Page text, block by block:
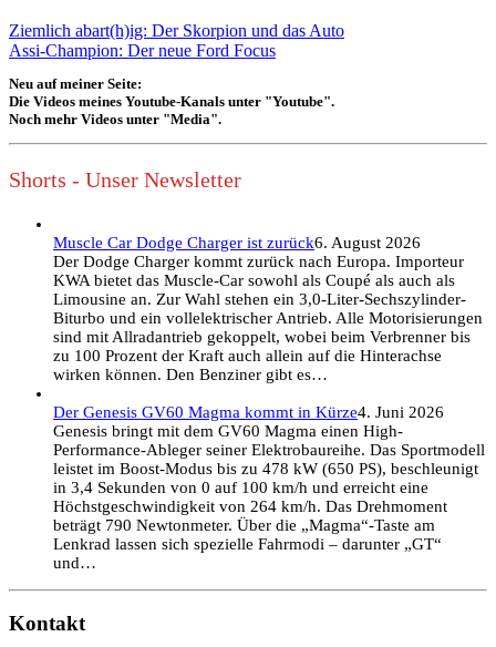
Ziemlich abart(h)ig: Der Skorpion und das Auto
Assi-Champion: Der neue Ford Focus
Neu auf meiner Seite:
Die Videos meines Youtube-Kanals unter "Youtube".
Noch mehr Videos unter "Media".
Shorts - Unser Newsletter
Muscle Car Dodge Charger ist zurück6. August 2026
Der Dodge Charger kommt zurück nach Europa. Importeur
KWA bietet das Muscle-Car sowohl als Coupé als auch als
Limousine an. Zur Wahl stehen ein 3,0-Liter-Sechszylinder-
Biturbo und ein vollelektrischer Antrieb. Alle Motorisierungen
sind mit Allradantrieb gekoppelt, wobei beim Verbrenner bis
zu 100 Prozent der Kraft auch allein auf die Hinterachse
wirken können. Den Benziner gibt es…
Der Genesis GV60 Magma kommt in Kürze4. Juni 2026
Genesis bringt mit dem GV60 Magma einen High-
Performance-Ableger seiner Elektrobaureihe. Das Sportmodell
leistet im Boost-Modus bis zu 478 kW (650 PS), beschleunigt
in 3,4 Sekunden von 0 auf 100 km/h und erreicht eine
Höchstgeschwindigkeit von 264 km/h. Das Drehmoment
beträgt 790 Newtonmeter. Über die „Magma“-Taste am
Lenkrad lassen sich spezielle Fahrmodi – darunter „GT“
und…
Kontakt